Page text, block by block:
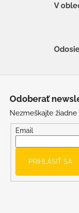
V
Odoberať
Nezmeškajte
Email
PRIHLÁSIŤ SA